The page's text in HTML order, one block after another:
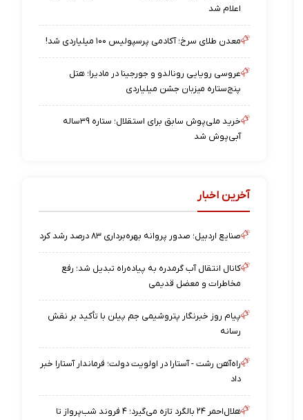
اعلام شد
معدن طلای سرخ؛ آکادمی پرسپولیس ۱۰۰ میلیاردی شد!
عروسی رویایی رونالدو و جورجینا در مادیرا؛ هتل
پنج‌ستاره میزبان جشن میلیاردی
خرید ملی‌پوش سابق برای استقلال؛ ستاره ۳۹ساله
آبی‌پوش شد
آخرین اخبار
صنایع اردبیل؛ صدور پروانه بهره‌برداری ۸۳ درصد رشد کرد
کانال انتقال آب گرمدره به پیاده‌راه تبدیل شد؛ رفع
مخاطرات و معضل قدیمی
پیام روز خبرنگار پتروشیمی جم پیلن با تأکید بر نقش
رسانه
راه‌آهن رشت - آستارا در اولویت دولت؛ فرماندار آستارا خبر
داد
هلال‌احمر ۲۴ بالگرد تازه می‌گیرد؛ ۴ فروند شب‌پرواز تا